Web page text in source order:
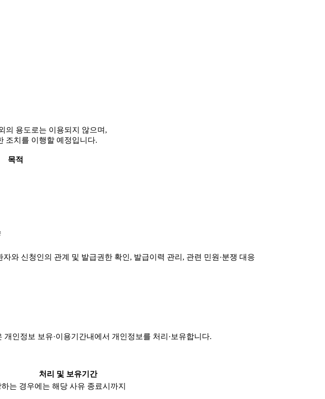
의 용도로는 이용되지 않으며,
조치를 이행할 예정입니다.
목적
와 신청인의 관계 및 발급권한 확인, 발급이력 관리, 관련 민원·분쟁 대응
인정보 보유·이용기간내에서 개인정보를 처리·보유합니다.
처리 및 보유기간
는 경우에는 해당 사유 종료시까지